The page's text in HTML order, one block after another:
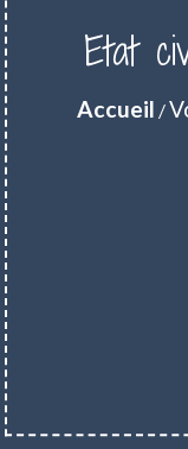
Etat
Accueil /